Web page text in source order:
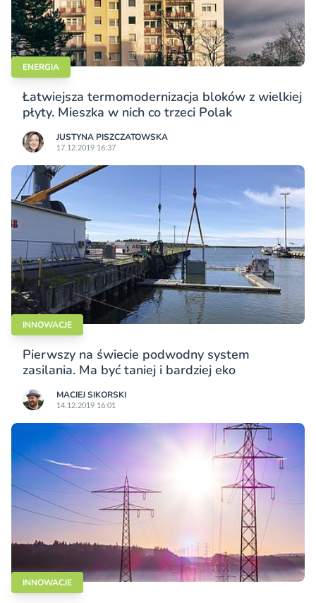
ENERGIA
Łatwiejsza termomodernizacja bloków z wielkiej
płyty. Mieszka w nich co trzeci Polak
JUSTYNA PISZCZATOWSKA
17.12.2019 16:37
INNOWACJE
Pierwszy na świecie podwodny system
zasilania. Ma być taniej i bardziej eko
MACIEJ SIKORSKI
14.12.2019 16:01
INNOWACJE